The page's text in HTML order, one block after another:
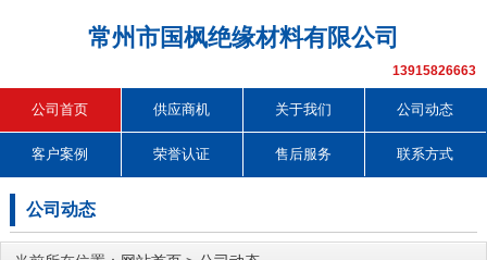
常州市国枫绝缘材料有限公司
13915826663
公司首页 供应商机 关于我们 公司动态
客户案例 荣誉认证 售后服务 联系方式
公司动态